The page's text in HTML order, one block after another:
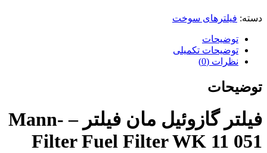
دسته: فیلترهای سوخت
توضیحات
توضیحات تکمیلی
نظرات (0)
توضیحات
فیلتر گازوئیل مان فیلتر – Mann-
Filter Fuel Filter WK 11 051